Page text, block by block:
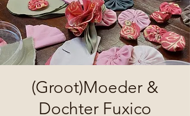
(Groot)Moeder &
Dochter Fuxico